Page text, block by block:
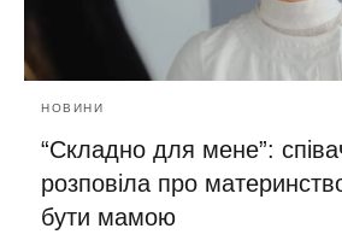
НОВИНИ
“Складно для мене”:
розповіла про
бути мамою